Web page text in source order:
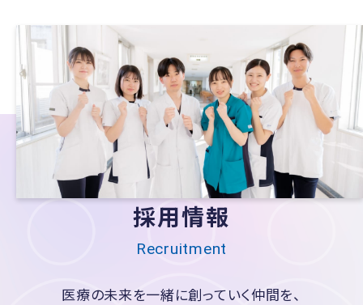
採用情報
Recruitment
医療の未来を一緒に創っていく仲間を、